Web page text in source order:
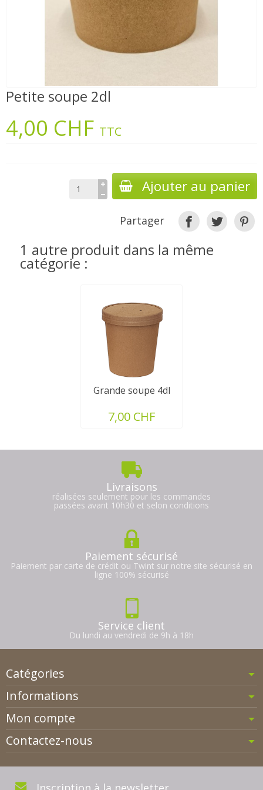
Petite soupe 2dl
4,00 CHF TTC
Ajouter au panier
Partager
1 autre produit dans la même
catégorie :
Grande soupe 4dl
7,00 CHF
Livraisons
réalisées seulement pour les commandes
passées avant 10h30 et selon conditions
Paiement sécurisé
Paiement par carte de crédit ou Twint sur notre site sécurisé en
ligne 100% sécurisé
Service client
Du lundi au vendredi de 9h à 18h
Catégories
Informations
Mon compte
Contactez-nous